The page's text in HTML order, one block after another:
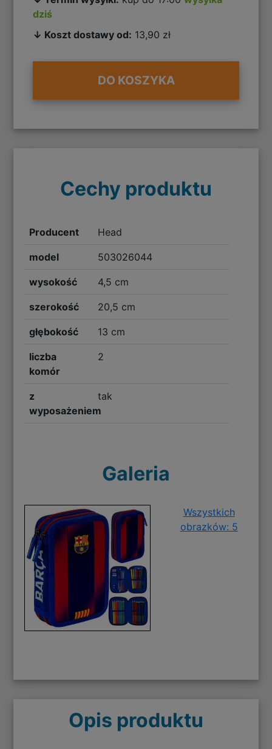
dziś
↓ Koszt dostawy od: 13,90 zł
DO KOSZYKA
Cechy produktu
Producent Head
model 503026044
wysokość 4,5 cm
szerokość 20,5 cm
głębokość 13 cm
liczba
komór
2
z
wyposażeniem
tak
Galeria
Wszystkich
obrazków: 5
Opis produktu